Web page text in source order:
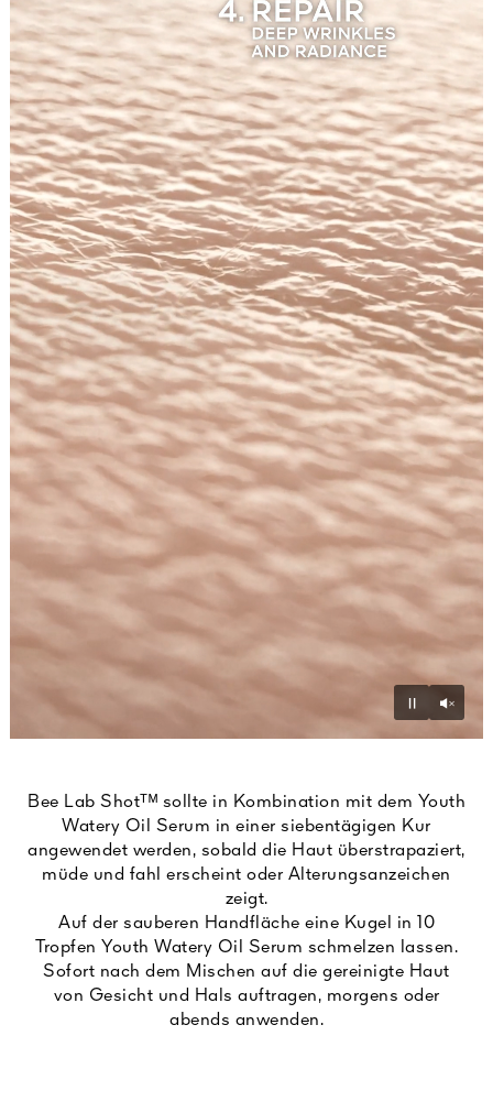
Pause
Bee Lab Shotᵀᴹ sollte in Kombination mit dem Youth
Watery Oil Serum in einer siebentägigen Kur
angewendet werden, sobald die Haut überstrapaziert,
müde und fahl erscheint oder Alterungsanzeichen
zeigt.
Auf der sauberen Handfläche eine Kugel in 10
Tropfen Youth Watery Oil Serum schmelzen lassen.
Sofort nach dem Mischen auf die gereinigte Haut
von Gesicht und Hals auftragen, morgens oder
abends anwenden.